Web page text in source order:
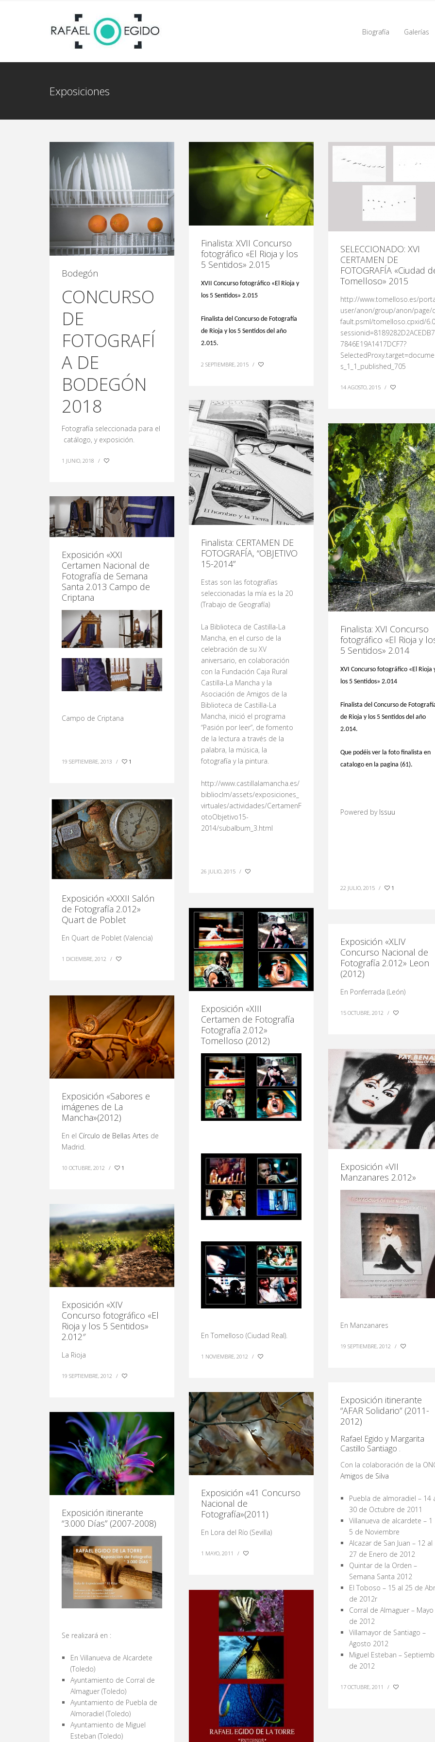
Biografía Galerías
Exposiciones
Bodegón
CONCURSO
DE
FOTOGRAFÍ
A DE
BODEGÓN
2018
Fotografía seleccionada para el
catálogo, y exposición.
1 JUNIO, 2018 /
Finalista: XVII Concurso
fotográfico «El Rioja y los
5 Sentidos» 2.015
XVII Concurso fotográfico «El Rioja y
los 5 Sentidos» 2.015
Finalista del Concurso de Fotografía
de Rioja y los 5 Sentidos del año
2.015.
2 SEPTIEMBRE, 2015 /
SELECCIONADO: XVI
CERTAMEN DE
FOTOGRAFÍA «Ciudad
Tomelloso» 2015
http://www.tomelloso.es/
user/anon/group/anon/page/
fault.psml/tomelloso.cpxid/
7846E19A1417DCF7?
s_1_1_published_705
14 AGOSTO, 2015 /
Finalista: CERTAMEN DE
FOTOGRAFÍA, “OBJETIVO
15-2014”
Estas son las fotografías
seleccionadas la mía es la 20
(Trabajo de Geografía)
La Biblioteca de Castilla-La
Mancha, en el curso de la
celebración de su XV
aniversario, en colaboración
con la Fundación Caja Rural
Castilla-La Mancha y la
Asociación de Amigos de la
Biblioteca de Castilla-La
Mancha, inició el programa
“Pasión por leer”, de fomento
de la lectura a través de la
palabra, la música, la
fotografía y la pintura.
http://www.castillalamancha.es/
biblioclm/assets/exposiciones_
virtuales/actividades/CertamenF
otoObjetivo15-
2014/subalbum_3.html
26 JULIO, 2015 /
Finalista: XVI Concurso
fotográfico «El Rioja y
5 Sentidos» 2.014
XVI Concurso fotográfico «El Rioja
los 5 Sentidos» 2.014
Finalista del Concurso de
de Rioja y los 5 Sentidos del año
2.014.
Que podéis ver la foto finalista en
catalogo en la pagina (61).
Powered by Issuu
22 JULIO, 2015 / 1
Exposición «XXI
Certamen Nacional de
Fotografía de Semana
Santa 2.013 Campo de
Criptana
Campo de Criptana
19 SEPTIEMBRE, 2013 / 1
Exposición «XXXII Salón
de Fotografía 2.012»
Quart de Poblet
En Quart de Poblet (Valencia)
1 DICIEMBRE, 2012 /
Exposición «XIII
Certamen de Fotografía
Fotografía 2.012»
Tomelloso (2012)
En Tomelloso (Ciudad Real).
1 NOVIEMBRE, 2012 /
Exposición «XLIV
Concurso Nacional de
Fotografía 2.012» Leon
(2012)
En Ponferrada (León)
15 OCTUBRE, 2012 /
Exposición «Sabores e
imágenes de La
Mancha»(2012)
En el Círculo de Bellas Artes de
Madrid.
10 OCTUBRE, 2012 / 1
Exposición «VII
Manzanares 2.012»
En Manzanares
19 SEPTIEMBRE, 2012 /
Exposición «XIV
Concurso fotográfico «El
Rioja y los 5 Sentidos»
2.012″
La Rioja
19 SEPTIEMBRE, 2012 /
Exposición itinerante
“AFAR Solidario” (2011-
2012)
Rafael Egido y Margarita
Castillo Santiago .
Con la colaboración de la
Amigos de Silva
Puebla de almoradiel – 14
30 de Octubre de 2011
Villanueva de alcardete – 1
5 de Noviembre
Alcazar de San Juan – 12 al
27 de Enero de 2012
Quintar de la Orden –
Semana Santa 2012
El Toboso – 15 al 25 de
de 2012r
Corral de Almaguer – Mayo
de 2012
Villamayor de Santiago –
Agosto 2012
Miguel Esteban –
de 2012
17 OCTUBRE, 2011 /
Exposición «41 Concurso
Nacional de
Fotografía»(2011)
En Lora del Río (Sevilla)
1 MAYO, 2011 /
Exposición itinerante
“3.000 Días” (2007-2008)
Se realizará en :
En Villanueva de Alcardete
(Toledo)
Ayuntamiento de Corral de
Almaguer (Toledo)
Ayuntamiento de Puebla de
Almoradiel (Toledo)
Ayuntamiento de Miguel
Esteban (Toledo)